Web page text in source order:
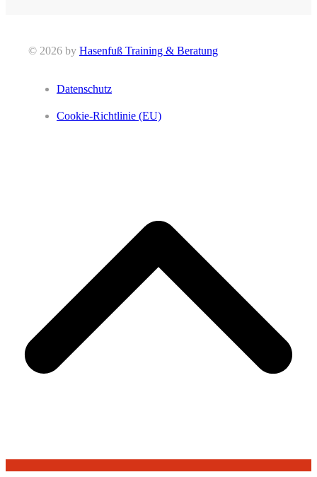
© 2026 by Hasenfuß Training & Beratung
Datenschutz
Cookie-Richtlinie (EU)